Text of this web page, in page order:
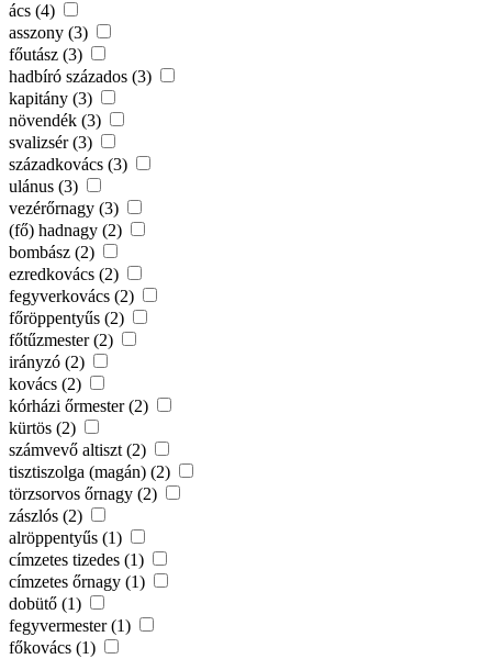
ács (4)
asszony (3)
főutász (3)
hadbíró százados (3)
kapitány (3)
növendék (3)
svalizsér (3)
századkovács (3)
ulánus (3)
vezérőrnagy (3)
(fő) hadnagy (2)
bombász (2)
ezredkovács (2)
fegyverkovács (2)
főröppentyűs (2)
főtűzmester (2)
irányzó (2)
kovács (2)
kórházi őrmester (2)
kürtös (2)
számvevő altiszt (2)
tisztiszolga (magán) (2)
törzsorvos őrnagy (2)
zászlós (2)
alröppentyűs (1)
címzetes tizedes (1)
címzetes őrnagy (1)
dobütő (1)
fegyvermester (1)
főkovács (1)